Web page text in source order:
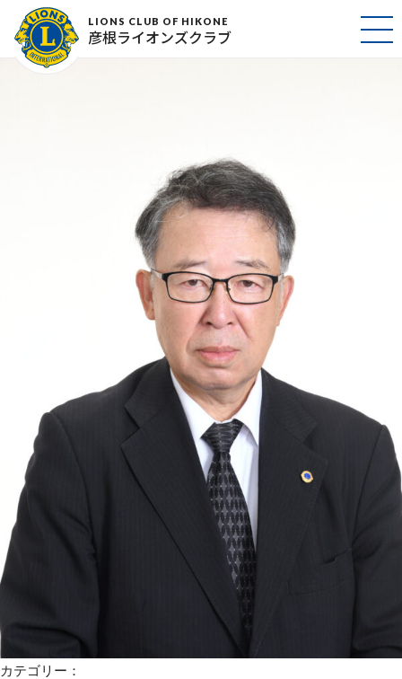
LIONS CLUB OF HIKONE
彦根ライオンズクラブ
23_11_18 鍋島 様
2023年12月11日
カテゴリー：